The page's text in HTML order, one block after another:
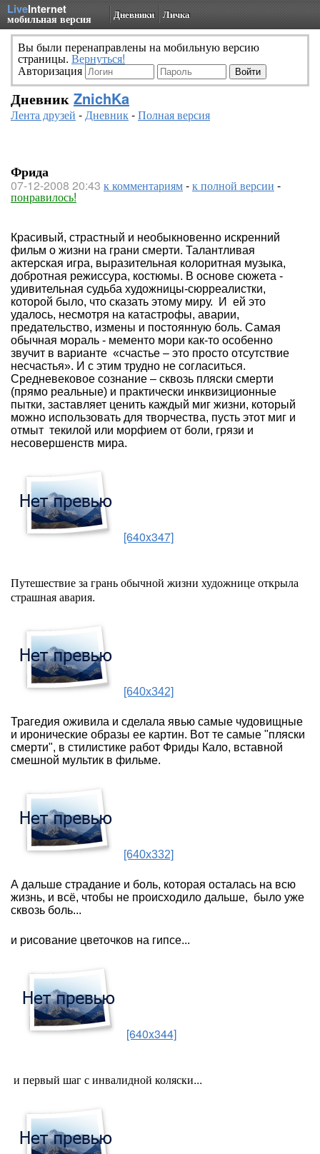
LiveInternet
мобильная версия Дневники Личка
Вы были перенаправлены на мобильную версию
страницы. Вернуться!
Авторизация
Дневник ZnichKa
Лента друзей -Дневник-Полная версия
Фрида
07-12-2008 20:43 к комментариям-к полной версии -
понравилось!
Красивый, страстный и необыкновенно искренний
фильм о жизни на грани смерти. Талантливая
актерская игра, выразительная колоритная музыка,
добротная режиссура, костюмы. В основе сюжета -
удивительная судьба художницы-сюрреалистки,
которой было, что сказать этому миру.
И
ей это
удалось, несмотря на катастрофы, аварии,
предательство, измены и постоянную боль. Самая
обычная мораль - мементо мори как-то особенно
звучит в варианте «счастье – это просто отсутствие
несчастья». И с этим трудно не согласиться.
Средневековое сознание – сквозь пляски смерти
(прямо реальные) и практически инквизиционные
пытки, заставляет ценить каждый миг жизни, который
можно использовать для творчества, пусть этот миг и
отмыт текилой или морфием от боли, грязи и
несовершенств мира.
[640x347]
Путешествие за грань обычной жизни художнице открыла
страшная авария.
[640x342]
Трагедия оживила и сделала явью самые чудовищные
и иронические образы ее картин. Вот те самые "пляски
смерти", в стилистике работ Фриды Кало, вставной
смешной мультик в фильме.
[640x332]
А дальше страдание и боль, которая осталась на всю
жизнь, и всё, чтобы не происходило дальше, было уже
сквозь боль...
и рисование цветочков на гипсе...
[640x344]
и первый шаг с инвалидной коляски...